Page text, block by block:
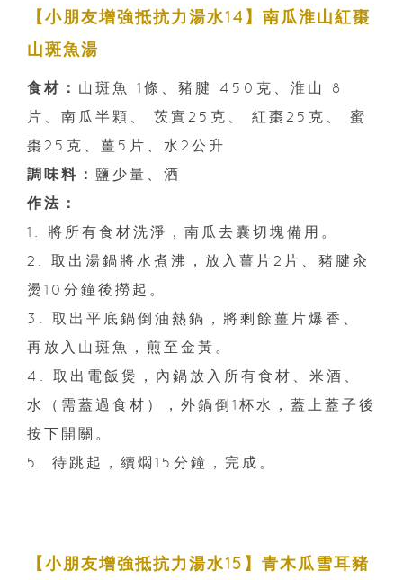
【小朋友增強抵抗力湯水14】南瓜淮山紅棗
山斑魚湯
食材： 山斑魚 1條、豬腱 450克、淮山 8
片、南瓜半顆、 茨實25克、 紅棗25克、 蜜
棗25克、薑5片、水2公升
調味料： 鹽少量、酒
作法：
1. 將所有食材洗淨，南瓜去囊切塊備用。
2. 取出湯鍋將水煮沸，放入薑片2片、豬腱汆
燙10分鐘後撈起。
3. 取出平底鍋倒油熱鍋，將剩餘薑片爆香、
再放入山斑魚，煎至金黃。
4. 取出電飯煲，內鍋放入所有食材、米酒、
水（需蓋過食材），外鍋倒1杯水，蓋上蓋子後
按下開關。
5. 待跳起，續燜15分鐘，完成。
【小朋友增強抵抗力湯水15】青木瓜雪耳豬